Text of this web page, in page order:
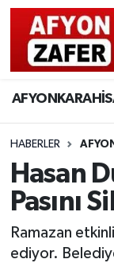
HABERLER
Hasan
Pasını
Ramazan
ediyor.